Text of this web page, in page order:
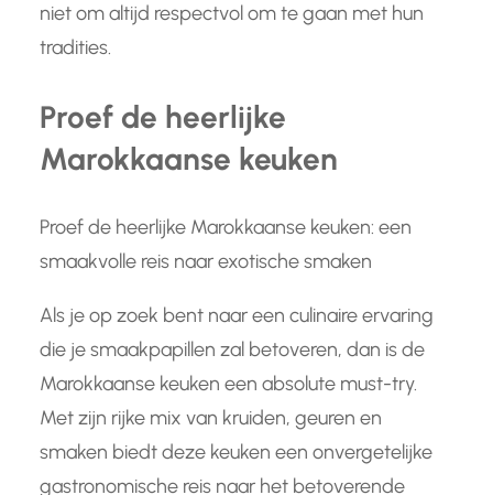
niet om altijd respectvol om te gaan met hun
tradities.
Proef de heerlijke
Marokkaanse keuken
Proef de heerlijke Marokkaanse keuken: een
smaakvolle reis naar exotische smaken
Als je op zoek bent naar een culinaire ervaring
die je smaakpapillen zal betoveren, dan is de
Marokkaanse keuken een absolute must-try.
Met zijn rijke mix van kruiden, geuren en
smaken biedt deze keuken een onvergetelijke
gastronomische reis naar het betoverende